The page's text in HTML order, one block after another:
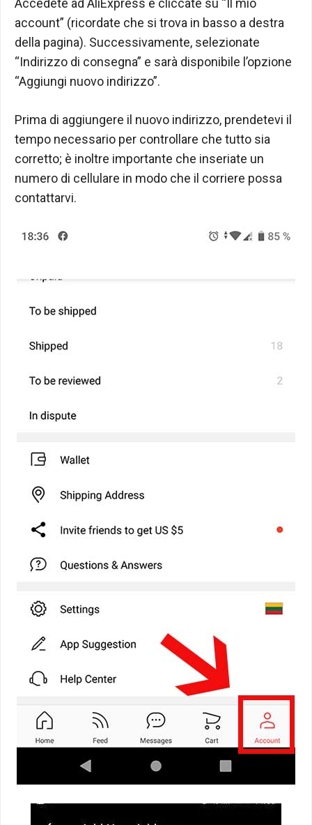
Accedete ad AliExpress e cliccate su “Il mio
account” (ricordate che si trova in basso a destra
della pagina). Successivamente, selezionate
“Indirizzo di consegna” e sarà disponibile l’opzione
“Aggiungi nuovo indirizzo”.
Prima di aggiungere il nuovo indirizzo, prendetevi il
tempo necessario per controllare che tutto sia
corretto; è inoltre importante che inseriate un
numero di cellulare in modo che il corriere possa
contattarvi.